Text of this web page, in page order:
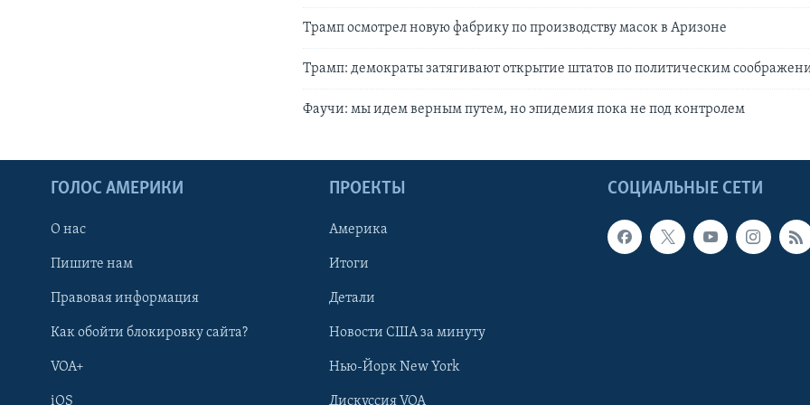
Трамп осмотрел новую фабрику по производству масок в Аризоне
Трамп: демократы затягивают открытие штатов по политическим
Фаучи: мы идем верным путем, но эпидемия пока не под контролем
СОЦИАЛЬНЫЕ СЕТИ
ГОЛОС АМЕРИКИ
О нас
Пишите нам
Правовая информация
Как обойти блокировку сайта?
VOA+
iOS
ПРОЕКТЫ
Америка
Итоги
Детали
Новости США за минуту
Нью-Йорк New York
Дискуссия VOA